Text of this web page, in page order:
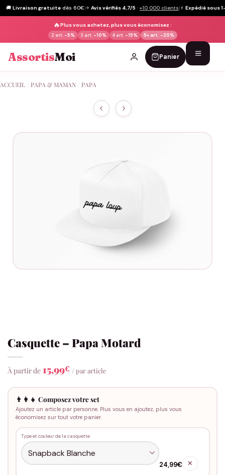
🚚 Livraison gratuite dès 60€|⭐ Avis vérifiés 4,7/5 · +10 000 clients|⚡ Expédié sous
🔥Plus vous achetez, plus vous économisez :
2 art. -5% 3 art. -10% 4 art. -15% 5+ art. -20%
AssortisMoi Panier
au
ACCUEIL PAPA & MAMAN PAPA
Casquette – Papa Motard
À partir de 15,99€ / par article
👨‍👩‍👧 Composez votre set
Ajoutez un article par personne. Plus vous en ajoutez, plus vous
économisez sur tout votre panier.
Type et couleur de la casquette
24,99€ ✕